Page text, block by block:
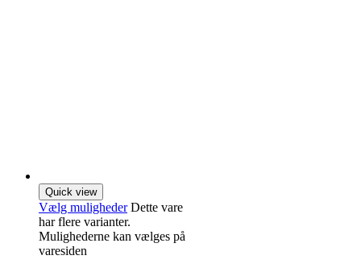
Quick view
Vælg muligheder Dette vare
har flere varianter.
Mulighederne kan vælges på
varesiden